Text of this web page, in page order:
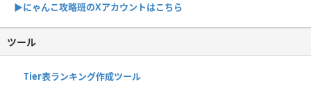
▶︎にゃんこ攻略班のXアカウントはこちら
ツール
Tier表ランキング作成ツール